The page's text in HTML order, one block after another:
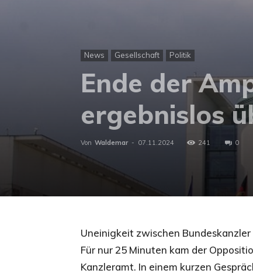
News Gesellschaft Politik
Ende der
ergebnislos
Von Waldemar - 07.11.2024 241 0
Uneinigkeit zwischen
Für nur 25 Minuten kam der
Kanzleramt. In einem kurzen